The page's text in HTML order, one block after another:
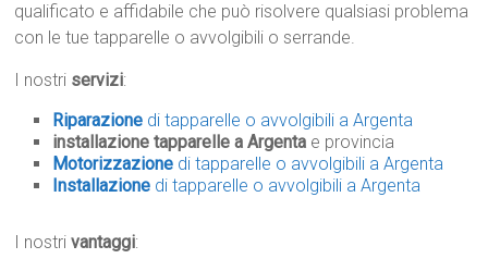
qualificato e affidabile che può risolvere qualsiasi problema
con le tue tapparelle o avvolgibili o serrande.
I nostri servizi:
Riparazione di tapparelle o avvolgibili a Argenta
installazione tapparelle a Argenta e provincia
Motorizzazione di tapparelle o avvolgibili a Argenta
Installazione di tapparelle o avvolgibili a Argenta
I nostrivantaggi: